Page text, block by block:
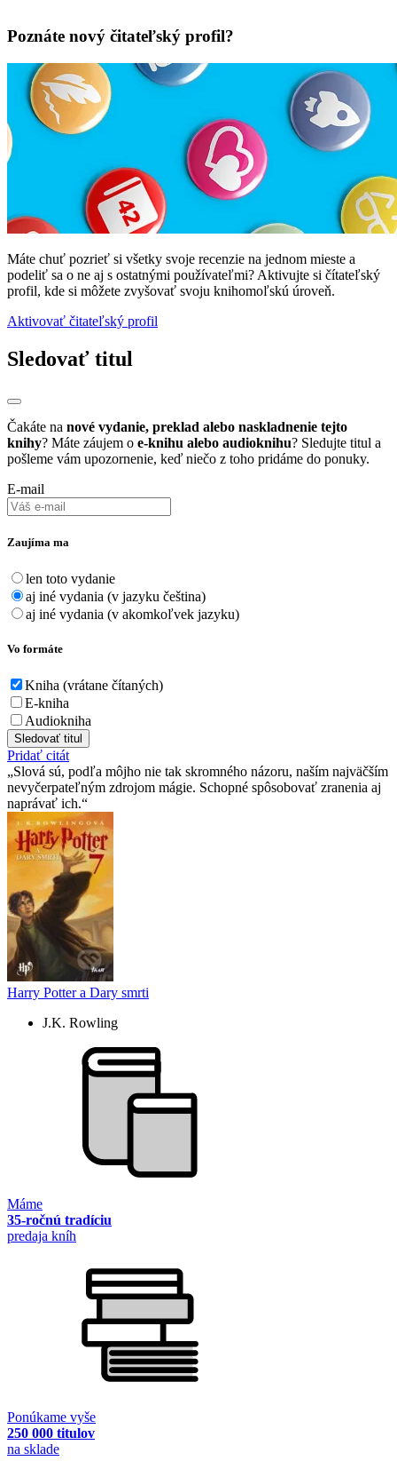
Poznáte nový čitateľský profil?
Máte chuť pozrieť si všetky svoje recenzie na jednom mieste a
podeliť sa o ne aj s ostatnými používateľmi? Aktivujte si čítateľský
profil, kde si môžete zvyšovať svoju knihomoľskú úroveň.
Aktivovať čitateľský profil
Sledovať titul
Čakáte na nové vydanie, preklad alebo naskladnenie tejto
knihy? Máte záujem o e-knihu alebo audioknihu? Sledujte titul a
pošleme vám upozornenie, keď niečo z toho pridáme do ponuky.
E-mail
Zaujíma ma
len toto vydanie
aj iné vydania (v jazyku čeština)
aj iné vydania (v akomkoľvek jazyku)
Vo formáte
Kniha (vrátane čítaných)
E-kniha
Audiokniha
Sledovať titul
Pridať citát
Slová sú, podľa môjho nie tak skromného názoru, naším najväčším
nevyčerpateľným zdrojom mágie. Schopné spôsobovať zranenia aj
naprávať ich.
Harry Potter a Dary smrti
J.K. Rowling
Máme
35-ročnú tradíciu
predaja kníh
Ponúkame vyše
250 000 titulov
na sklade